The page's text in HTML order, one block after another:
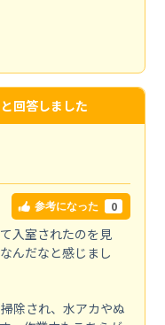
回答しました
参考になった 0
入室されたのを見
んだなと感じまし
除され、水アカやぬ